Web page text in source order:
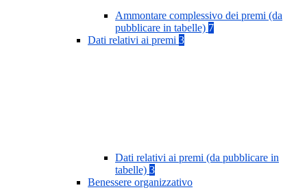
Ammontare complessivo dei premi (da
pubblicare in tabelle) 7
Dati relativi ai premi 3
Dati relativi ai premi (da pubblicare in
tabelle) 3
Benessere organizzativo